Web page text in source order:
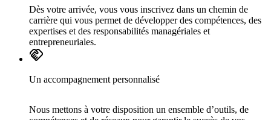
Dès votre arrivée, vous vous inscrivez dans un chemin de
carrière qui vous permet de développer des compétences, des
expertises et des responsabilités managériales et
entrepreneuriales.
Un accompagnement personnalisé
Nous mettons à votre disposition un ensemble d’outils, de